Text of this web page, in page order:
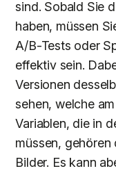
sind. Sobald Sie
haben, müssen
A/B-Tests oder
effektiv sein.
Versionen
sehen, welche
Variablen, die in
müssen,
Bilder. Es kann